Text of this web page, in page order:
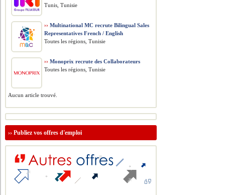
Tunis, Tunisie
›› Multinational MC recrute Bilingual Sales
Representatives French / English
Toutes les régions, Tunisie
›› Monoprix recrute des Collaborateurs
Toutes les régions, Tunisie
Aucun article trouvé.
››Publiez vos offres d'emploi